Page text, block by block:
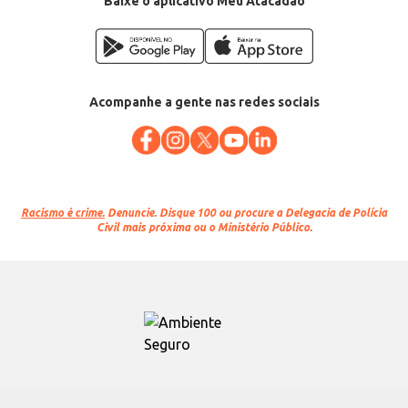
Acompanhe a gente nas redes sociais
Racismo é crime. Denuncie. Disque 100 ou procure a Delegacia de Polícia
Civil mais próxima ou o Ministério Público.